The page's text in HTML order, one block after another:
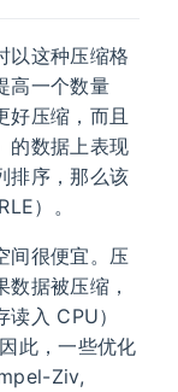
以这种压缩格
高一个数量
好压缩，而且
的数据上表现
排序，那么该
）。
间很便宜。压
据被压缩，
入 CPU）
此，一些优化
Ziv,